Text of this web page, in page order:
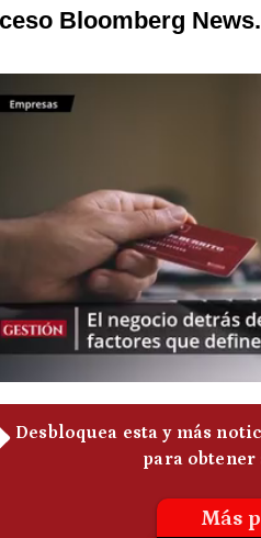
Bloomberg News.